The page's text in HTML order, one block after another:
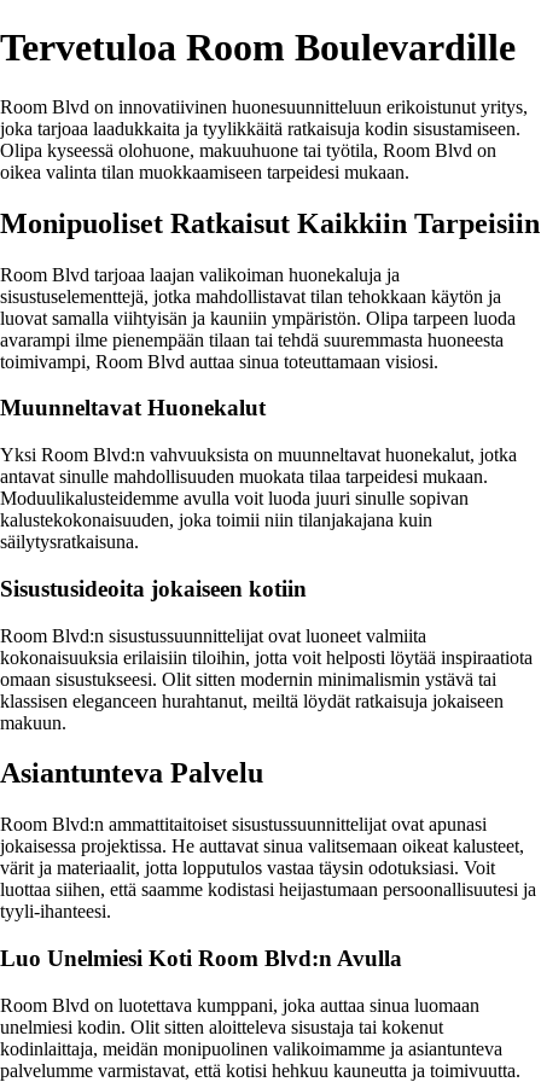
Tervetuloa Room Boulevardille
Room Blvd on innovatiivinen huonesuunnitteluun erikoistunut yritys,
joka tarjoaa laadukkaita ja tyylikkäitä ratkaisuja kodin sisustamiseen.
Olipa kyseessä olohuone, makuuhuone tai työtila, Room Blvd on
oikea valinta tilan muokkaamiseen tarpeidesi mukaan.
Monipuoliset Ratkaisut Kaikkiin Tarpeisiin
Room Blvd tarjoaa laajan valikoiman huonekaluja ja
sisustuselementtejä, jotka mahdollistavat tilan tehokkaan käytön ja
luovat samalla viihtyisän ja kauniin ympäristön. Olipa tarpeen luoda
avarampi ilme pienempään tilaan tai tehdä suuremmasta huoneesta
toimivampi, Room Blvd auttaa sinua toteuttamaan visiosi.
Muunneltavat Huonekalut
Yksi Room Blvd:n vahvuuksista on muunneltavat huonekalut, jotka
antavat sinulle mahdollisuuden muokata tilaa tarpeidesi mukaan.
Moduulikalusteidemme avulla voit luoda juuri sinulle sopivan
kalustekokonaisuuden, joka toimii niin tilanjakajana kuin
säilytysratkaisuna.
Sisustusideoita jokaiseen kotiin
Room Blvd:n sisustussuunnittelijat ovat luoneet valmiita
kokonaisuuksia erilaisiin tiloihin, jotta voit helposti löytää inspiraatiota
omaan sisustukseesi. Olit sitten modernin minimalismin ystävä tai
klassisen eleganceen hurahtanut, meiltä löydät ratkaisuja jokaiseen
makuun.
Asiantunteva Palvelu
Room Blvd:n ammattitaitoiset sisustussuunnittelijat ovat apunasi
jokaisessa projektissa. He auttavat sinua valitsemaan oikeat kalusteet,
värit ja materiaalit, jotta lopputulos vastaa täysin odotuksiasi. Voit
luottaa siihen, että saamme kodistasi heijastumaan persoonallisuutesi ja
tyyli-ihanteesi.
Luo Unelmiesi Koti Room Blvd:n Avulla
Room Blvd on luotettava kumppani, joka auttaa sinua luomaan
unelmiesi kodin. Olit sitten aloitteleva sisustaja tai kokenut
kodinlaittaja, meidän monipuolinen valikoimamme ja asiantunteva
palvelumme varmistavat, että kotisi hehkuu kauneutta ja toimivuutta.